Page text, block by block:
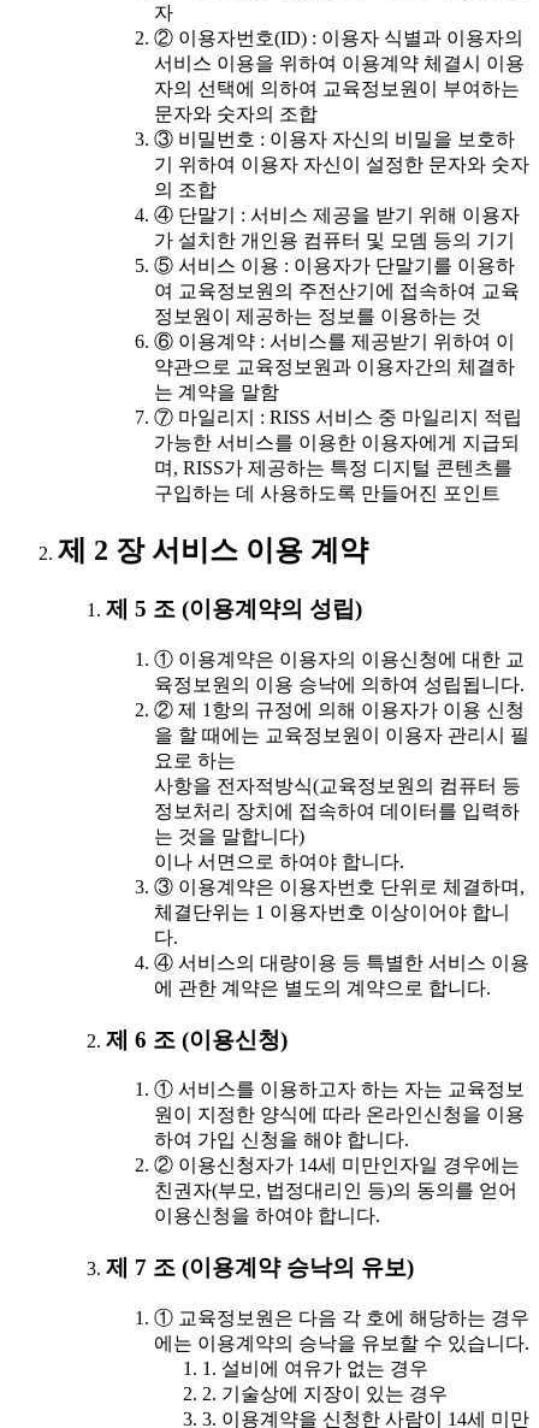
자
② 이용자번호(ID) : 이용자 식별과 이용자의
서비스 이용을 위하여 이용계약 체결시 이용
자의 선택에 의하여 교육정보원이 부여하는
문자와 숫자의 조합
③ 비밀번호 : 이용자 자신의 비밀을 보호하
기 위하여 이용자 자신이 설정한 문자와 숫자
의 조합
④ 단말기 : 서비스 제공을 받기 위해 이용자
가 설치한 개인용 컴퓨터 및 모뎀 등의 기기
⑤ 서비스 이용 : 이용자가 단말기를 이용하
여 교육정보원의 주전산기에 접속하여 교육
정보원이 제공하는 정보를 이용하는 것
⑥ 이용계약 : 서비스를 제공받기 위하여 이
약관으로 교육정보원과 이용자간의 체결하
는 계약을 말함
⑦ 마일리지 : RISS 서비스 중 마일리지 적립
가능한 서비스를 이용한 이용자에게 지급되
며, RISS가 제공하는 특정 디지털 콘텐츠를
구입하는 데 사용하도록 만들어진 포인트
제 2 장 서비스 이용 계약
제 5 조 (이용계약의 성립)
① 이용계약은 이용자의 이용신청에 대한 교
육정보원의 이용 승낙에 의하여 성립됩니다.
② 제 1항의 규정에 의해 이용자가 이용 신청
을 할 때에는 교육정보원이 이용자 관리시 필
요로 하는
사항을 전자적방식(교육정보원의 컴퓨터 등
정보처리 장치에 접속하여 데이터를 입력하
는 것을 말합니다)
이나 서면으로 하여야 합니다.
③ 이용계약은 이용자번호 단위로 체결하며,
체결단위는 1 이용자번호 이상이어야 합니
다.
④ 서비스의 대량이용 등 특별한 서비스 이용
에 관한 계약은 별도의 계약으로 합니다.
제 6 조 (이용신청)
① 서비스를 이용하고자 하는 자는 교육정보
원이 지정한 양식에 따라 온라인신청을 이용
하여 가입 신청을 해야 합니다.
② 이용신청자가 14세 미만인자일 경우에는
친권자(부모, 법정대리인 등)의 동의를 얻어
이용신청을 하여야 합니다.
제 7 조 (이용계약 승낙의 유보)
① 교육정보원은 다음 각 호에 해당하는 경우
에는 이용계약의 승낙을 유보할 수 있습니다.
1. 설비에 여유가 없는 경우
2. 기술상에 지장이 있는 경우
3. 이용계약을 신청한 사람이 14세 미만